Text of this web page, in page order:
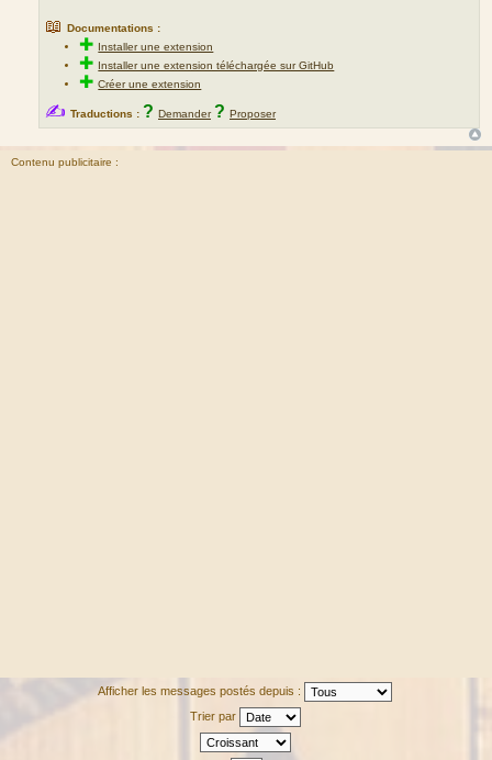
📖 Documentations :
✚ Installer une extension
✚ Installer une extension téléchargée sur GitHub
✚Créer une extension
✍ Traductions : ? Demander ? Proposer
Contenu publicitaire :
Afficher les messages postés depuis :
Trier par